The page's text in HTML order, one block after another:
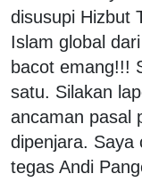
disusupi Hizbut
Islam global
bacot emang!!!
satu. Silakan
ancaman pasal
dipenjara. Saya
tegas Andi